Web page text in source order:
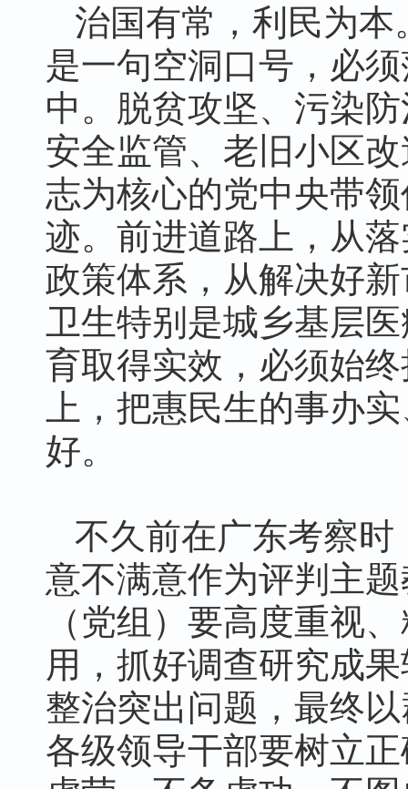
治国有常，利民为
是一句空洞口号，必
中。脱贫攻坚、污染
安全监管、老旧小区
志为核心的党中央带
迹。前进道路上，从
政策体系，从解决好
卫生特别是城乡基层
育取得实效，必须始
上，把惠民生的事办
好。
不久前在广东考察时
意不满意作为评判主
（党组）要高度重视
用，抓好调查研究成
整治突出问题，最终
各级领导干部要树立